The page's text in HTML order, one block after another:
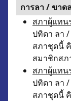
การลา / ขาด
สภาผู้แทน
ปทิดา ลา
สภาชุดนี้
สมาชิกสภ
สภาผู้แทน
ปทิดา ลา
สภาชุดนี้